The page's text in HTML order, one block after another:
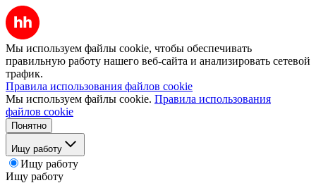
Мы используем файлы cookie, чтобы обеспечивать
правильную работу нашего веб-сайта и анализировать сетевой
трафик.
Правила использования файлов cookie
Мы используем файлы cookie. Правила использования
файлов cookie
Понятно
Ищу работу
Ищу работу
Ищу работу